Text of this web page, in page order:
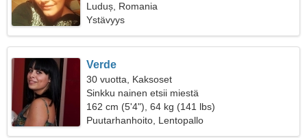
Luduș, Romania
Ystävyys
Verde
30 vuotta, Kaksoset
Sinkku nainen etsii miestä
162 cm (5'4"), 64 kg (141 lbs)
Puutarhanhoito, Lentopallo